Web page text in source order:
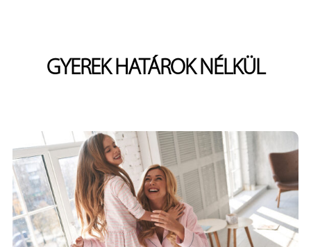
GYEREK HATÁROK NÉLKÜL